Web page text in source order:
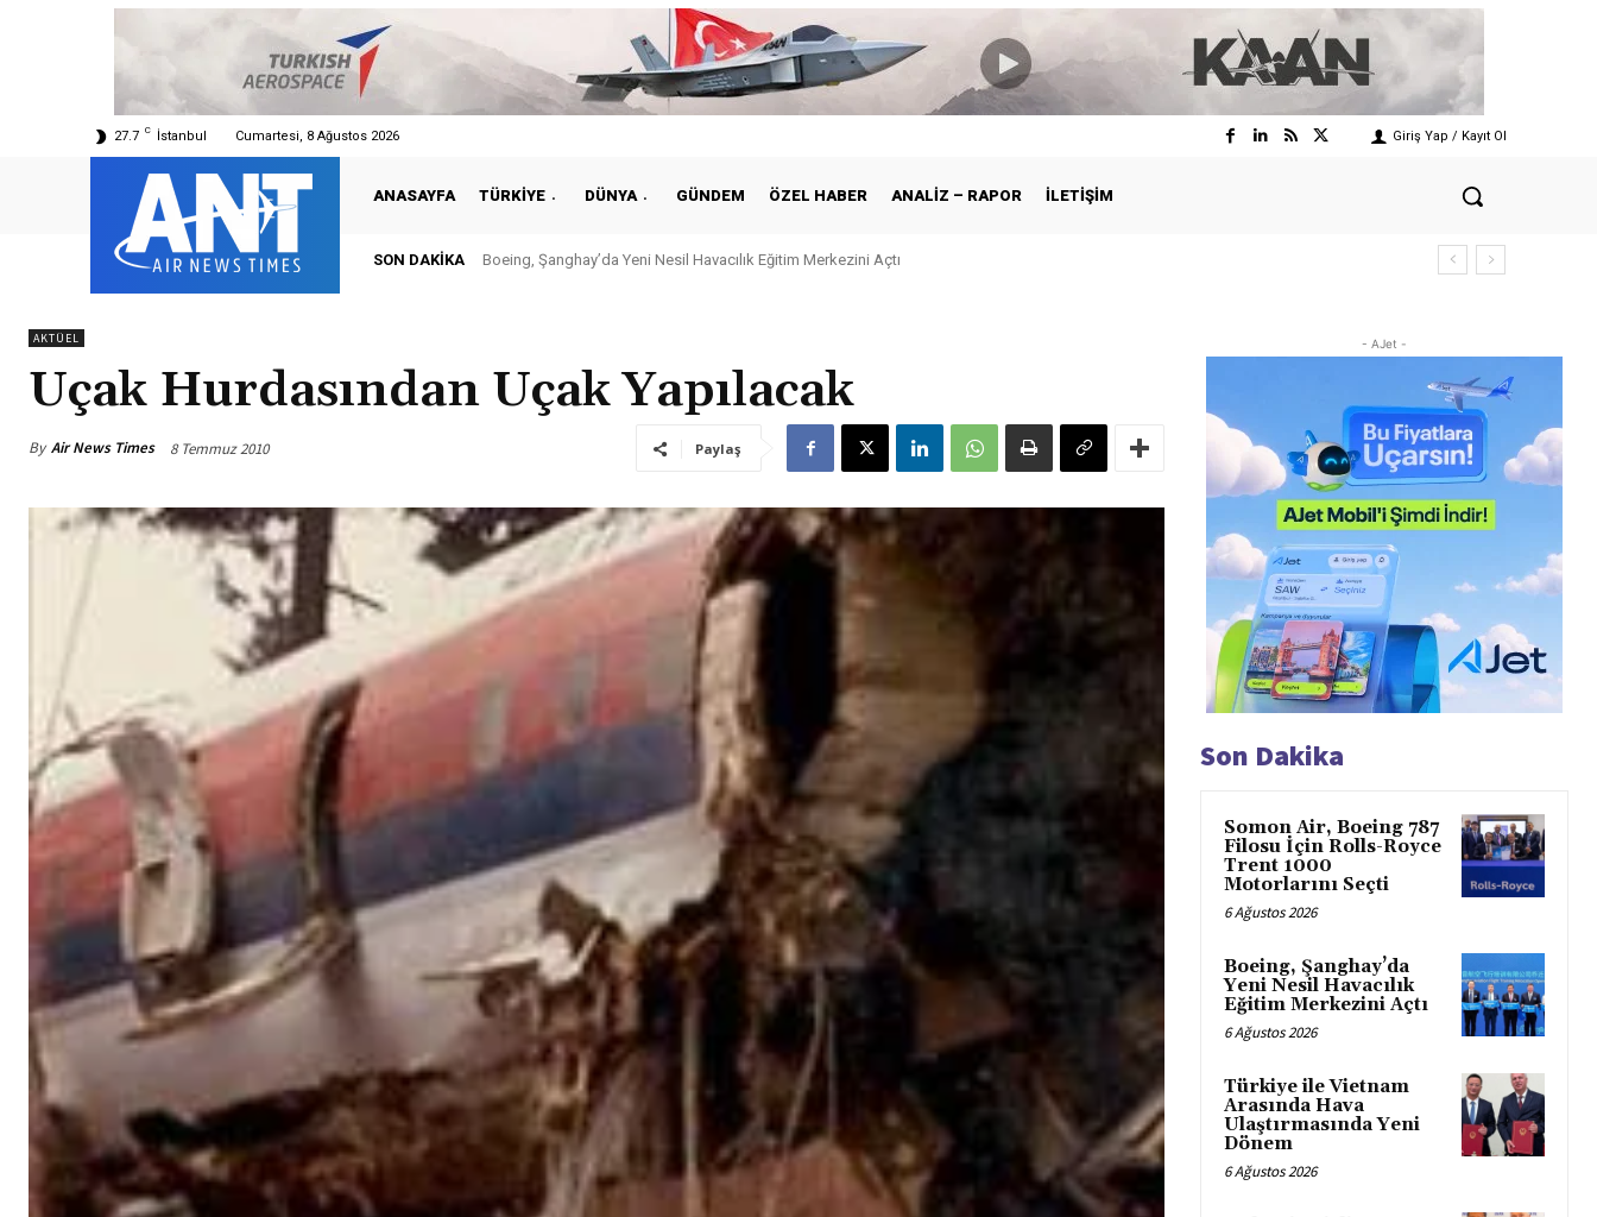
27.7 C İstanbul Cumartesi, 8 Ağustos 2026 Giriş Yap / Kayıt Ol
ANASAYFA TÜRKIYE DÜNYA GÜNDEM ÖZEL HABER ANALIZ – RAPOR İLETIŞIM
SON DAKIKA Boeing, Şanghay’da Yeni Nesil Havacılık Eğitim Merkezini Açtı
AKTÜEL
Uçak Hurdasından Uçak Yapılacak
By Air News Times 8 Temmuz 2010 Paylaş
- AJet -
Son Dakika
Somon Air, Boeing 787
Filosu İçin Rolls-Royce
Trent 1000
Motorlarını Seçti
6 Ağustos 2026
Boeing, Şanghay’da
Yeni Nesil Havacılık
Eğitim Merkezini Açtı
6 Ağustos 2026
Türkiye ile Vietnam
Arasında Hava
Ulaştırmasında Yeni
Dönem
6 Ağustos 2026